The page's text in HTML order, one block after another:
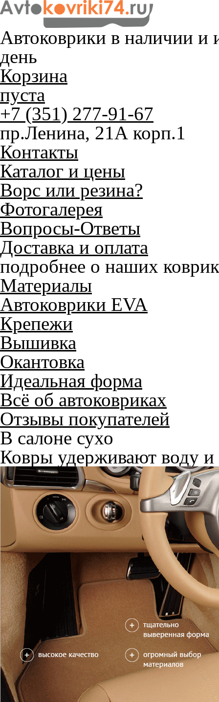
Автоковрики в наличии и
день
Корзина
пуста
+7 (351) 277-91-67
пр.Ленина, 21А корп.1
Контакты
Каталог и цены
Ворс или резина?
Фотогалерея
Вопросы-Ответы
Доставка и оплата
подробнее о наших
Материалы
Автоковрики EVA
Крепежи
Вышивка
Окантовка
Идеальная форма
Всё об автоковриках
Отзывы покупателей
В салоне сухо
Ковры удерживают воду и